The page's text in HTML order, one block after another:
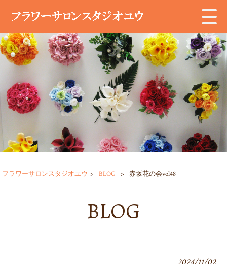
フラワーサロンスタジオユウ > BLOG > 赤坂花の会vol48
BLOG